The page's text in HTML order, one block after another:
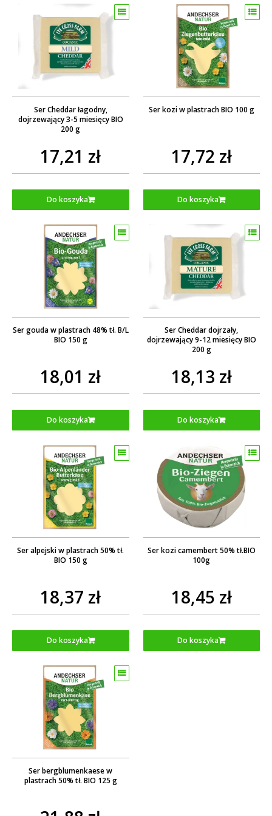
Ser Cheddar łagodny,
dojrzewający 3-5 miesięcy BIO
200 g
17,21 zł
Do koszyka
Ser kozi w plastrach BIO 100 g
17,72 zł
Do koszyka
Ser gouda w plastrach 48% tł. B/L
BIO 150 g
18,01 zł
Do koszyka
Ser Cheddar dojrzały,
dojrzewający 9-12 miesięcy BIO
200 g
18,13 zł
Do koszyka
Ser alpejski w plastrach 50% tł.
BIO 150 g
18,37 zł
Do koszyka
Ser kozi camembert 50% tł.BIO
100g
18,45 zł
Do koszyka
Ser bergblumenkaese w
plastrach 50% tł. BIO 125 g